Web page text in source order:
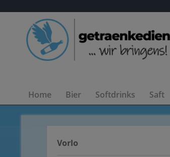
Home Bier Softdrinks Saft
Vorlo